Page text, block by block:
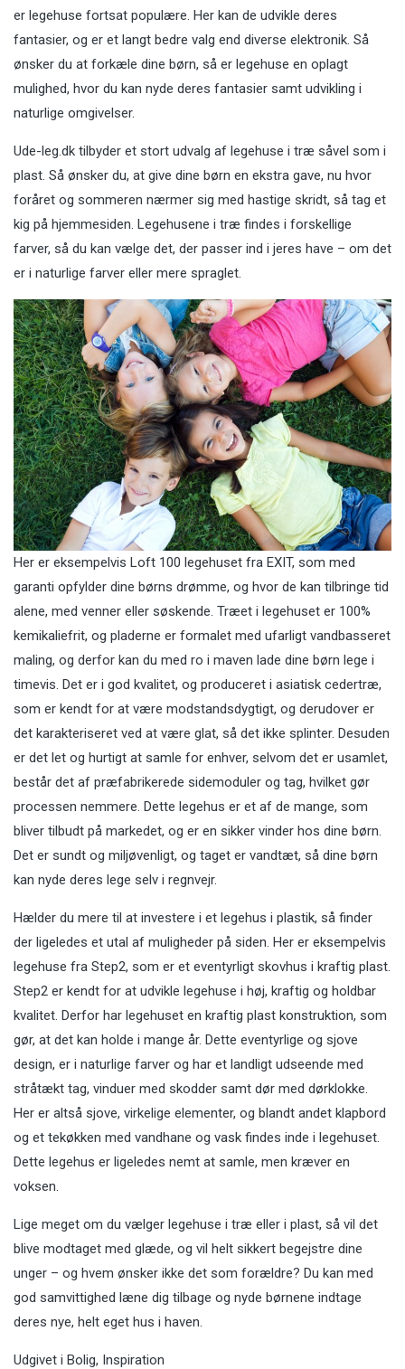
er legehuse fortsat populære. Her kan de udvikle deres
fantasier, og er et langt bedre valg end diverse elektronik. Så
ønsker du at forkæle dine børn, så er legehuse en oplagt
mulighed, hvor du kan nyde deres fantasier samt udvikling i
naturlige omgivelser.
Ude-leg.dk tilbyder et stort udvalg af legehuse i træ såvel som i
plast. Så ønsker du, at give dine børn en ekstra gave, nu hvor
foråret og sommeren nærmer sig med hastige skridt, så tag et
kig på hjemmesiden. Legehusene i træ findes i forskellige
farver, så du kan vælge det, der passer ind i jeres have – om det
er i naturlige farver eller mere spraglet.
Her er eksempelvis Loft 100 legehuset fra EXIT, som med
garanti opfylder dine børns drømme, og hvor de kan tilbringe tid
alene, med venner eller søskende. Træet i legehuset er 100%
kemikaliefrit, og pladerne er formalet med ufarligt vandbasseret
maling, og derfor kan du med ro i maven lade dine børn lege i
timevis. Det er i god kvalitet, og produceret i asiatisk cedertræ,
som er kendt for at være modstandsdygtigt, og derudover er
det karakteriseret ved at være glat, så det ikke splinter. Desuden
er det let og hurtigt at samle for enhver, selvom det er usamlet,
består det af præfabrikerede sidemoduler og tag, hvilket gør
processen nemmere. Dette legehus er et af de mange, som
bliver tilbudt på markedet, og er en sikker vinder hos dine børn.
Det er sundt og miljøvenligt, og taget er vandtæt, så dine børn
kan nyde deres lege selv i regnvejr.
Hælder du mere til at investere i et legehus i plastik, så finder
der ligeledes et utal af muligheder på siden. Her er eksempelvis
legehuse fra Step2, som er et eventyrligt skovhus i kraftig plast.
Step2 er kendt for at udvikle legehuse i høj, kraftig og holdbar
kvalitet. Derfor har legehuset en kraftig plast konstruktion, som
gør, at det kan holde i mange år. Dette eventyrlige og sjove
design, er i naturlige farver og har et landligt udseende med
stråtækt tag, vinduer med skodder samt dør med dørklokke.
Her er altså sjove, virkelige elementer, og blandt andet klapbord
og et tekøkken med vandhane og vask findes inde i legehuset.
Dette legehus er ligeledes nemt at samle, men kræver en
voksen.
Lige meget om du vælger legehuse i træ eller i plast, så vil det
blive modtaget med glæde, og vil helt sikkert begejstre dine
unger – og hvem ønsker ikke det som forældre? Du kan med
god samvittighed læne dig tilbage og nyde børnene indtage
deres nye, helt eget hus i haven.
Udgivet i Bolig, Inspiration